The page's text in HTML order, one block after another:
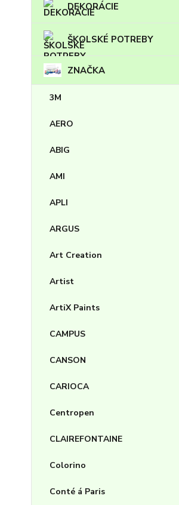
DEKORÁCIE
ŠKOLSKÉ POTREBY
ZNAČKA
3M
AERO
ABIG
AMI
APLI
ARGUS
Art Creation
Artist
ArtiX Paints
CAMPUS
CANSON
CARIOCA
Centropen
CLAIREFONTAINE
Colorino
Conté á Paris